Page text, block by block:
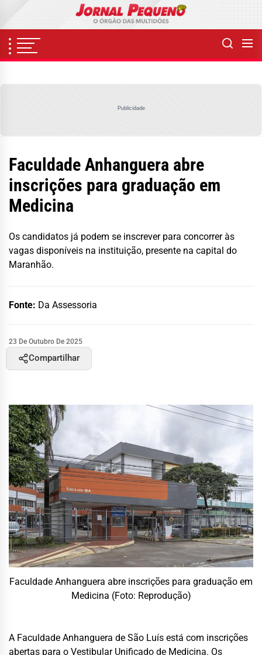
content
Publicidade
Faculdade Anhanguera abre
inscrições para graduação em
Medicina
Os candidatos já podem se inscrever para concorrer às
vagas disponíveis na instituição, presente na capital do
Maranhão.
Fonte: Da Assessoria
23 De Outubro De 2025
Compartilhar
Faculdade Anhanguera abre inscrições para graduação em
Medicina (Foto: Reprodução)
A Faculdade Anhanguera de São Luís está com inscrições
abertas para o Vestibular Unificado de Medicina. Os